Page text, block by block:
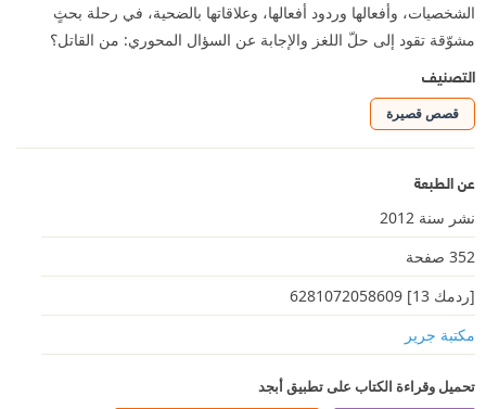
الشخصيات، وأفعالها وردود أفعالها، وعلاقاتها بالضحية، في رحلة بحثٍ
مشوّقة تقود إلى حلّ اللغز والإجابة عن السؤال المحوري: من القاتل؟
التصنيف
قصص قصيرة
عن الطبعة
نشر سنة 2012
352 صفحة
[ردمك 13] 6281072058609‎‎
مكتبة جرير
تحميل وقراءة الكتاب على تطبيق أبجد